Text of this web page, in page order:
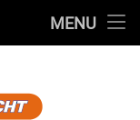
MENU